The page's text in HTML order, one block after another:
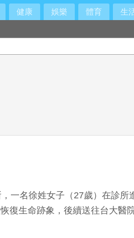
健康 娛樂 體育 生
一名徐姓女子（27歲）在診
生命跡象，後續送往台大醫